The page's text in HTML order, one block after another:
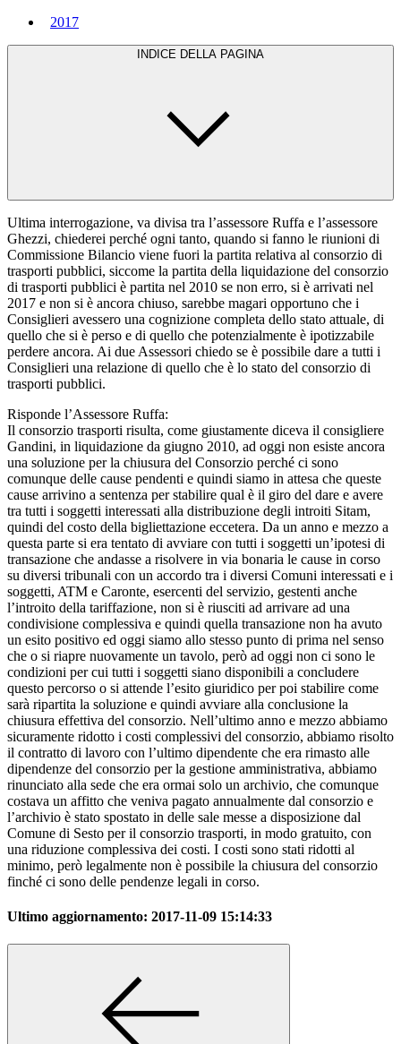
2017
INDICE DELLA PAGINA
Ultima interrogazione, va divisa tra l’assessore Ruffa e l’assessore
Ghezzi, chiederei perché ogni tanto, quando si fanno le riunioni di
Commissione Bilancio viene fuori la partita relativa al consorzio di
trasporti pubblici, siccome la partita della liquidazione del consorzio
di trasporti pubblici è partita nel 2010 se non erro, si è arrivati nel
2017 e non si è ancora chiuso, sarebbe magari opportuno che i
Consiglieri avessero una cognizione completa dello stato attuale, di
quello che si è perso e di quello che potenzialmente è ipotizzabile
perdere ancora. Ai due Assessori chiedo se è possibile dare a tutti i
Consiglieri una relazione di quello che è lo stato del consorzio di
trasporti pubblici.
Risponde l’Assessore Ruffa:
Il consorzio trasporti risulta, come giustamente diceva il consigliere
Gandini, in liquidazione da giugno 2010, ad oggi non esiste ancora
una soluzione per la chiusura del Consorzio perché ci sono
comunque delle cause pendenti e quindi siamo in attesa che queste
cause arrivino a sentenza per stabilire qual è il giro del dare e avere
tra tutti i soggetti interessati alla distribuzione degli introiti Sitam,
quindi del costo della bigliettazione eccetera. Da un anno e mezzo a
questa parte si era tentato di avviare con tutti i soggetti un’ipotesi di
transazione che andasse a risolvere in via bonaria le cause in corso
su diversi tribunali con un accordo tra i diversi Comuni interessati e i
soggetti, ATM e Caronte, esercenti del servizio, gestenti anche
l’introito della tariffazione, non si è riusciti ad arrivare ad una
condivisione complessiva e quindi quella transazione non ha avuto
un esito positivo ed oggi siamo allo stesso punto di prima nel senso
che o si riapre nuovamente un tavolo, però ad oggi non ci sono le
condizioni per cui tutti i soggetti siano disponibili a concludere
questo percorso o si attende l’esito giuridico per poi stabilire come
sarà ripartita la soluzione e quindi avviare alla conclusione la
chiusura effettiva del consorzio. Nell’ultimo anno e mezzo abbiamo
sicuramente ridotto i costi complessivi del consorzio, abbiamo risolto
il contratto di lavoro con l’ultimo dipendente che era rimasto alle
dipendenze del consorzio per la gestione amministrativa, abbiamo
rinunciato alla sede che era ormai solo un archivio, che comunque
costava un affitto che veniva pagato annualmente dal consorzio e
l’archivio è stato spostato in delle sale messe a disposizione dal
Comune di Sesto per il consorzio trasporti, in modo gratuito, con
una riduzione complessiva dei costi. I costi sono stati ridotti al
minimo, però legalmente non è possibile la chiusura del consorzio
finché ci sono delle pendenze legali in corso.
Ultimo aggiornamento: 2017-11-09 15:14:33